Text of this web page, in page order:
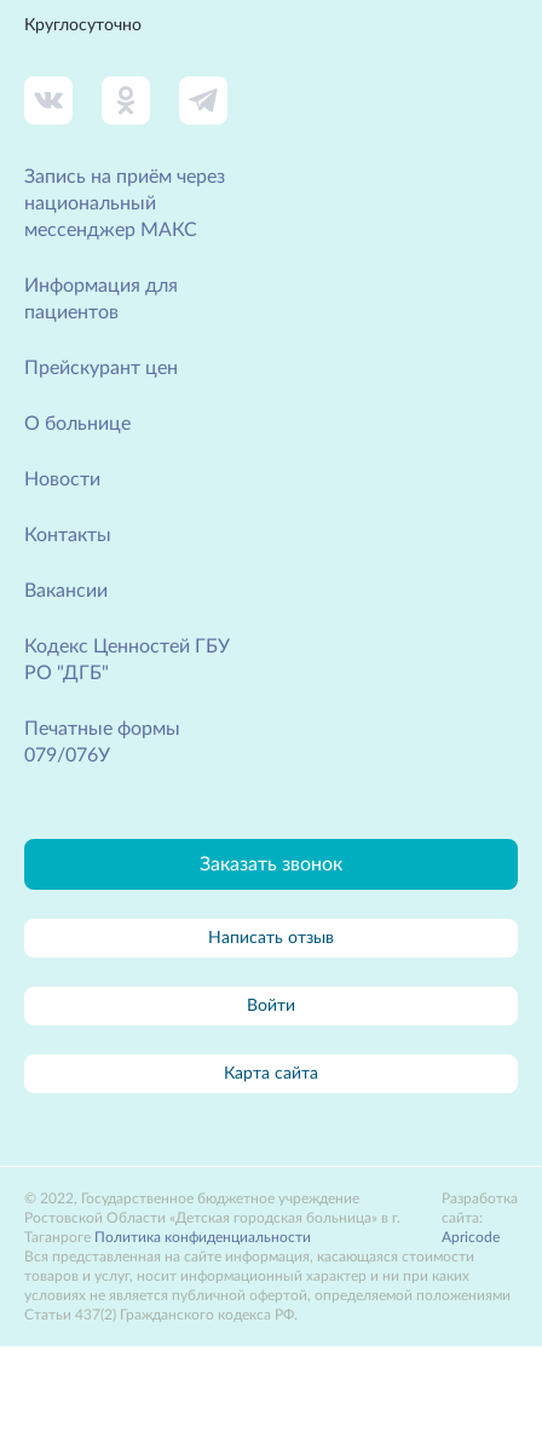
Круглосуточно
Запись на приём через
национальный
мессенджер МАКС
Информация для
пациентов
Прейскурант цен
О больнице
Новости
Контакты
Вакансии
Кодекс Ценностей ГБУ
РО "ДГБ"
Печатные формы
079/076У
Заказать звонок
Написать отзыв
Войти
Карта сайта
2022, Государственное бюджетное учреждение
Ростовской Области «Детская городская больница» в г.
Таганроге Политика конфиденциальности
Разработка
сайта:
Apricode
Вся представленная на сайте информация, касающаяся стоимости
товаров и услуг, носит информационный характер и ни при каких
условиях не является публичной офертой, определяемой положениями
Статьи 437(2) Гражданского кодекса РФ.